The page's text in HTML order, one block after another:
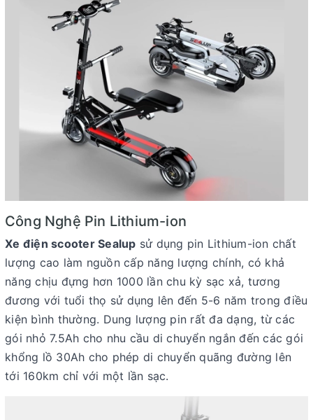
Công Nghệ Pin Lithium-ion
Xe điện scooter Sealup sử dụng pin Lithium-ion chất
lượng cao làm nguồn cấp năng lượng chính, có khả
năng chịu đựng hơn 1000 lần chu kỳ sạc xả, tương
đương với tuổi thọ sử dụng lên đến 5-6 năm trong điều
kiện bình thường. Dung lượng pin rất đa dạng, từ các
gói nhỏ 7.5Ah cho nhu cầu di chuyển ngắn đến các gói
khổng lồ 30Ah cho phép di chuyển quãng đường lên
tới 160km chỉ với một lần sạc.